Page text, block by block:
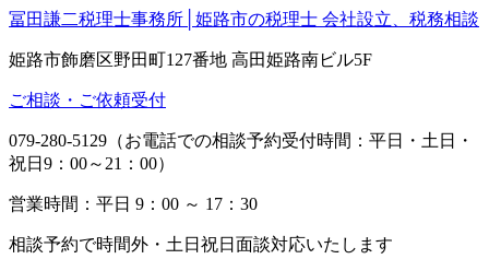
冨田謙二税理士事務所│姫路市の税理士 会社設立、税務相談
姫路市飾磨区野田町127番地 高田姫路南ビル5F
ご相談・ご依頼受付
079-280-5129（お電話での相談予約受付時間：平日・土日・
祝日9：00～21：00）
営業時間：平日 9：00 ～ 17：30
相談予約で時間外・土日祝日面談対応いたします